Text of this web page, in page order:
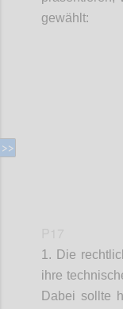
gewählt:
1. Die
ihre
Dabei sollte